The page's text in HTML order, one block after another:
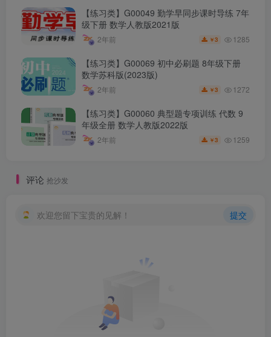
【练习类】G00049 勤学早同步课时导练 7年
级下册 数学人教版2021版
2年前 ￥3 1285
【练习类】G00069 初中必刷题 8年级下册
数学苏科版(2023版)
2年前 ￥3 1272
【练习类】G00060 典型题专项训练 代数 9
年级全册 数学人教版2022版
2年前 ￥3 1259
评论 抢沙发
欢迎您留下宝贵的见解！ 提交